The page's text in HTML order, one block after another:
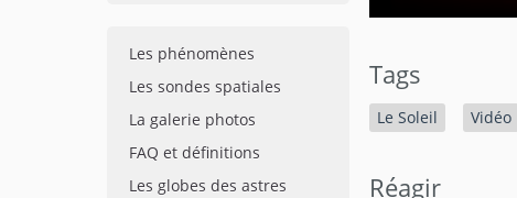
Les phénomènes
Les sondes spatiales
La galerie photos
FAQ et définitions
Les globes des astres
Tags
Le Soleil Vidéo
Réagir